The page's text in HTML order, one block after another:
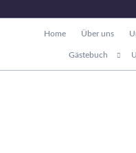
Home Über uns
Gästebuch